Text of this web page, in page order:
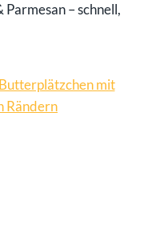
– schnell,